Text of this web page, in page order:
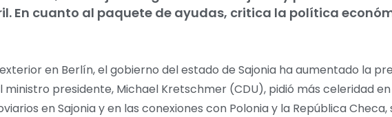
En cuanto al paquete de ayudas, critica la política
en Berlín, el gobierno del estado de Sajonia ha aumentado la
ministro presidente, Michael Kretschmer (CDU), pidió más celeridad
en Sajonia y en las conexiones con Polonia y la República